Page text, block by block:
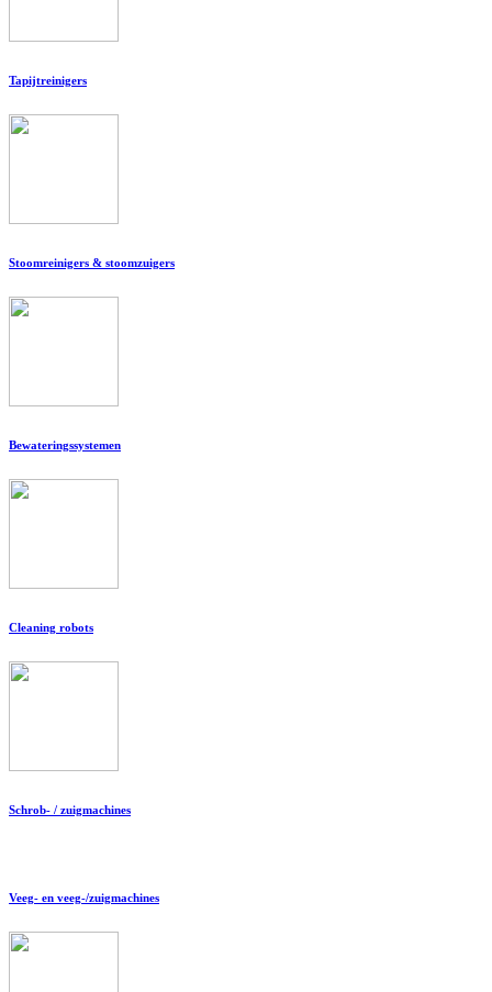
Tapijtreinigers
Stoomreinigers & stoomzuigers
Bewateringssystemen
Cleaning robots
Schrob- / zuigmachines
Veeg- en veeg-/zuigmachines